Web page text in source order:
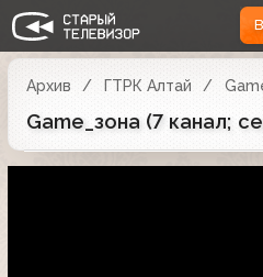
Архив ГТРК Алтай
Game_зона (7 канал;